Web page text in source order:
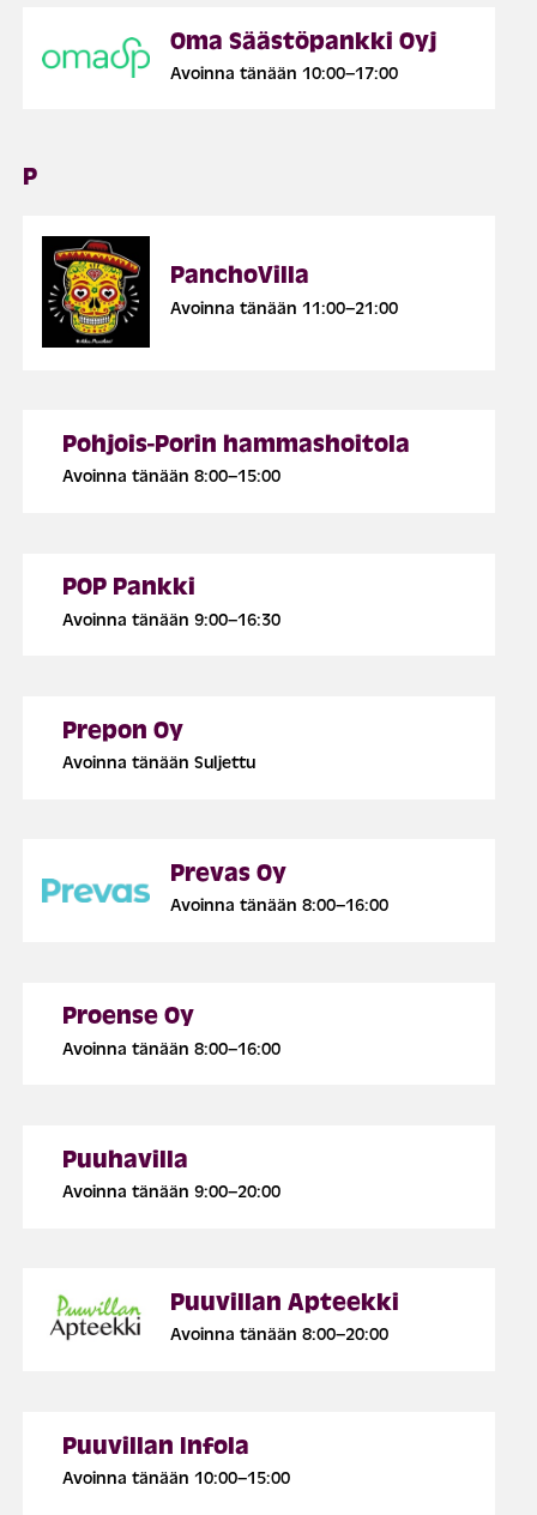
Oma Säästöpankki Oyj
Avoinna tänään 10:00–17:00
P
PanchoVilla
Avoinna tänään 11:00–21:00
Pohjois-Porin hammashoitola
Avoinna tänään 8:00–15:00
POP Pankki
Avoinna tänään 9:00–16:30
Prepon Oy
Avoinna tänään Suljettu
Prevas Oy
Avoinna tänään 8:00–16:00
Proense Oy
Avoinna tänään 8:00–16:00
Puuhavilla
Avoinna tänään 9:00–20:00
Puuvillan Apteekki
Avoinna tänään 8:00–20:00
Puuvillan Infola
Avoinna tänään 10:00–15:00